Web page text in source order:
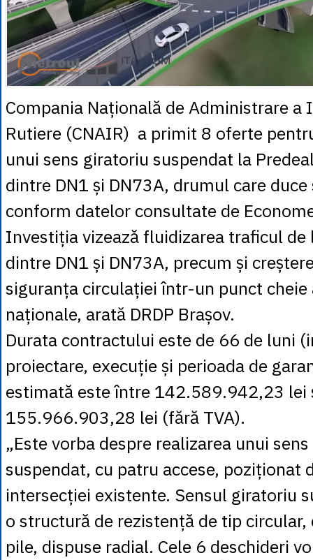
Compania Națională de Administrare
Rutiere (CNAIR) a primit 8 oferte
unui sens giratoriu suspendat la
dintre DN1 și DN73A, drumul care duce
conform datelor consultate de
Investiția vizează fluidizarea traficul de
dintre DN1 și DN73A, precum și
siguranța circulației într-un punct
naționale, arată DRDP Brașov.
Durata contractului este de 66 de luni
proiectare, execuție și perioada de
estimată este între 142.589.942,23 lei
155.966.903,28 lei (fără TVA).
„Este vorba despre realizarea unui
suspendat, cu patru accese, poziționat
intersecției existente. Sensul giratoriu
o structură de rezistență de tip circular,
pile, dispuse radial. Cele 6 deschideri